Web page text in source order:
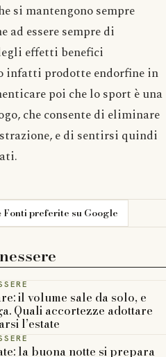
si mantengono sempre
essere sempre di
effetti benefici
infatti prodotte endorfine in
poi che lo sport è una
che consente di eliminare
e di sentirsi quindi
Fonti preferite su Google
il volume sale da solo, e
Quali accortezze adottare
l’estate
la buona notte si prepara